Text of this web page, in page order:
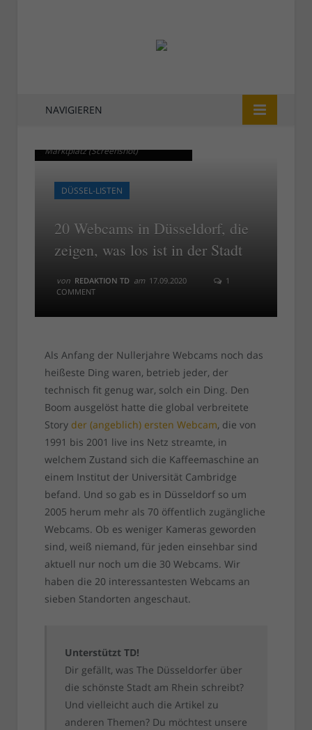
NAVIGIEREN
Marktplatz (Screenshot)
DÜSSEL-LISTEN
20 Webcams in Düsseldorf, die
zeigen, was los ist in der Stadt
von REDAKTION TD am 17.09.2020
1
COMMENT
Marktplatz (Screenshot)
Als Anfang der Nullerjahre Webcams noch das
heißeste Ding waren, betrieb jeder, der
technisch fit genug war, solch ein Ding. Den
Boom ausgelöst hatte die global verbreitete
Story der (angeblich) ersten Webcam, die von
1991 bis 2001 live ins Netz streamte, in
welchem Zustand sich die Kaffeemaschine an
einem Institut der Universität Cambridge
befand. Und so gab es in Düsseldorf so um
2005 herum mehr als 70 öffentlich zugängliche
Webcams. Ob es weniger Kameras geworden
sind, weiß niemand, für jeden einsehbar sind
aktuell nur noch um die 30 Webcams. Wir
haben die 20 interessantesten Webcams an
sieben Standorten angeschaut.
Unterstützt TD!
Dir gefällt, was The Düsseldorfer über
die schönste Stadt am Rhein schreibt?
Und vielleicht auch die Artikel zu
anderen Themen? Du möchtest unsere